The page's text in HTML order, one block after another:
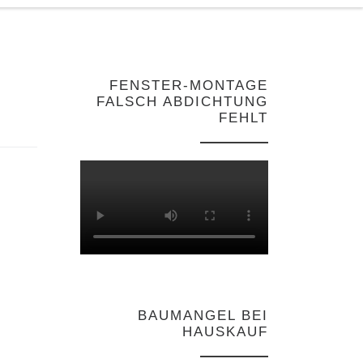
FENSTER-MONTAGE
FALSCH ABDICHTUNG
FEHLT
BAUMANGEL BEI
HAUSKAUF